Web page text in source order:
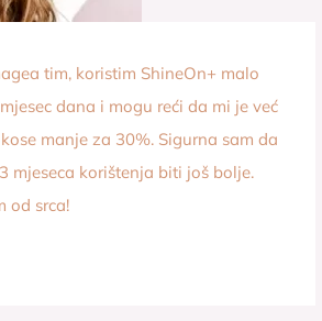
tim, koristim ShineOn+ malo
dana i mogu reći da mi je već
manje za 30%. Sigurna sam da
mjeseca korištenja biti još bolje.
od srca!